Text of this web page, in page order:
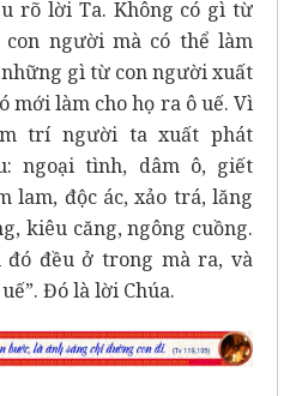
rõ lời Ta. Không có gì từ
người mà có thể làm
những gì từ con người xuất
mới làm cho họ ra ô uế. Vì
trí người ta xuất phát
ngoại tình, dâm ô, giết
lam, độc ác, xảo trá, lăng
kiêu căng, ngông cuồng.
đó đều ở trong mà ra, và
Đó là lời Chúa.